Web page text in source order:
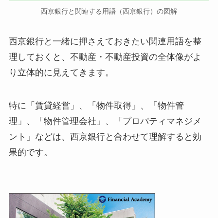
西京銀行と関連する用語（西京銀行）の図解
西京銀行と一緒に押さえておきたい関連用語を整
理しておくと、不動産・不動産投資の全体像がよ
り立体的に見えてきます。
特に「賃貸経営」、「物件取得」、「物件管
理」、「物件管理会社」、「プロパティマネジメ
ント」などは、西京銀行と合わせて理解すると効
果的です。